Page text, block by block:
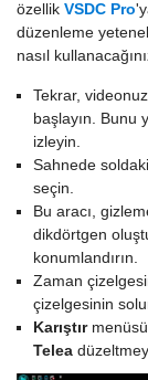
özellik VSDC Pro
düzenleme
nasıl
Tekrar,
başlayın. Bunu
izleyin.
Sahnede
seçin.
Bu aracı,
dikdörtgen
konumlandırın.
Zaman
çizelgesinin
Karıştır
Telea